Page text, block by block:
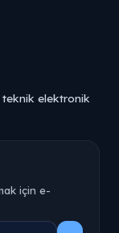
teknik elektronik
için e-